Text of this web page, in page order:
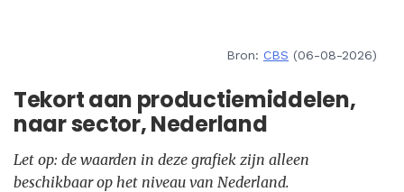
Bron: CBS (06-08-2026)
Tekort aan productiemiddelen,
naar sector, Nederland
Let op: de waarden in deze grafiek zijn alleen
beschikbaar op het niveau van Nederland.